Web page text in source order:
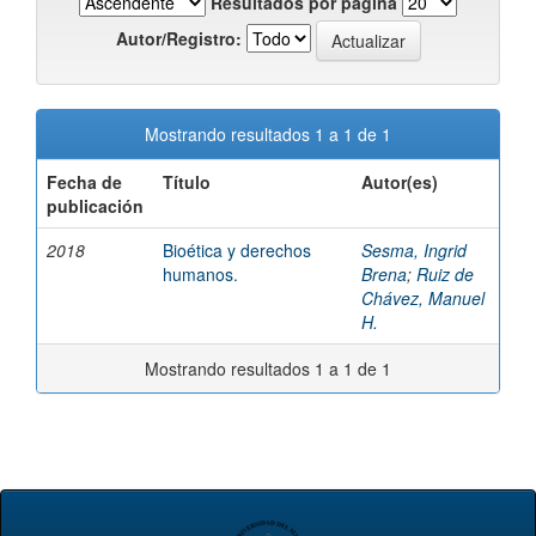
Autor/Registro:
Mostrando resultados 1 a 1 de 1
Fecha de
publicación
Título Autor(es)
2018
Bioética y derechos
humanos.
Sesma, Ingrid
Brena; Ruiz de
Chávez, Manuel
H.
Mostrando resultados 1 a 1 de 1